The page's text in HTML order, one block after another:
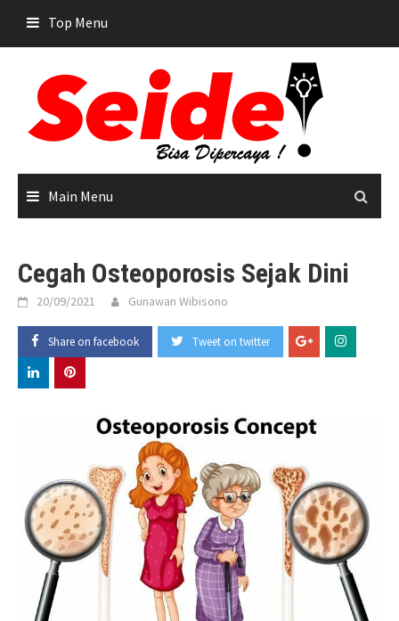
content
Top Menu
Main Menu
Cegah Osteoporosis Sejak Dini
20/09/2021 Gunawan Wibisono
Share on facebook Tweet on twitter